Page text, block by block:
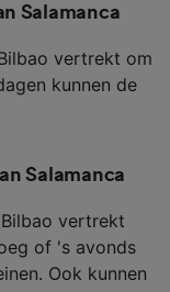
Salamanca
vertrekt om
kunnen de
Salamanca
vertrekt
of 's avonds
Ook kunnen